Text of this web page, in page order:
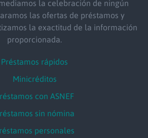
la celebración de ningún
las ofertas de préstamos y
la exactitud de la información
proporcionada.
Préstamos rápidos
Minicréditos
con ASNEF
sin nómina
personales